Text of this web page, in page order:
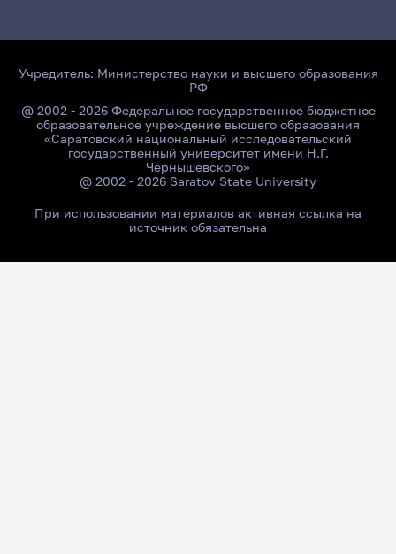
Учредитель: Министерство науки и высшего образования
РФ
@ 2002 - 2026 Федеральное государственное бюджетное
образовательное учреждение высшего образования
«Саратовский национальный исследовательский
государственный университет имени Н.Г.
Чернышевского»
@ 2002 - 2026 Saratov State University
При использовании материалов активная ссылка на
источник обязательна